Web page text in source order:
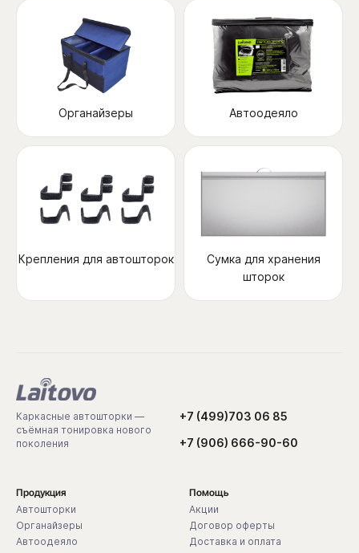
Органайзеры Автоодеяло
Крепления для автошторок
Сумка для хранения
шторок
Каркасные автошторки —
съёмная тонировка нового
поколения
+7 (499)703 06 85
+7 (906) 666-90-60
Продукция
Автошторки
Органайзеры
Автоодеяло
Помощь
Акции
Договор оферты
Доставка и оплата